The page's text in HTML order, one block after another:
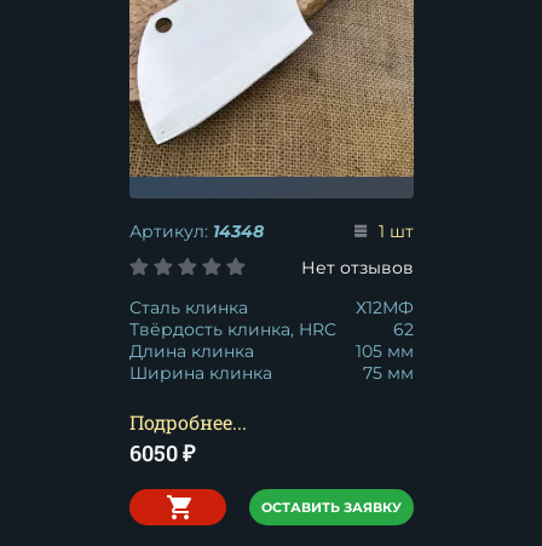
Артикул: 14348
1 шт
Нет отзывов
Сталь клинка
Х12МФ
Твёрдость клинка, HRC
62
Длина клинка
105 мм
Ширина клинка
75 мм
Подробнее...
6050₽
ОСТАВИТЬ ЗАЯВКУ